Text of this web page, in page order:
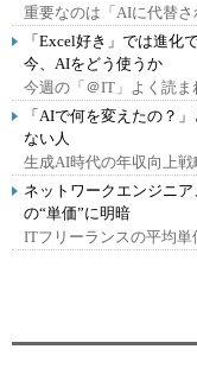
重要なのは「AIに代替さ
「Excel好き」では進化
今、AIをどう使うか
今週の「＠IT」よく読ま
「AIで何を変えたの？
ない人
生成AI時代の年収向上戦
ネットワークエンジニ
の“単価”に明暗
ITフリーランスの平均単